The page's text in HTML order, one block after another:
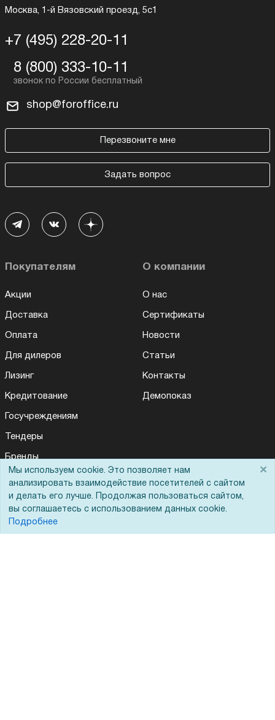
Москва, 1-й Вязовский проезд, 5с1
+7 (495) 228-20-11
8 (800) 333-10-11
shop@foroffice.ru
Перезвоните мне
Задать вопрос
Покупателям
Акции
Доставка
Оплата
Для дилеров
Лизинг
Кредитование
Госучреждениям
Тендеры
Бренды
О компании
О нас
Сертификаты
Новости
Статьи
Контакты
Демопоказ
Помощь
Мы используем cookie. Это позволяет нам
анализировать взаимодействие посетителей с сайтом
и делать его лучше. Продолжая пользоваться сайтом,
вы соглашаетесь с использованием данных cookie.
Подробнее
×